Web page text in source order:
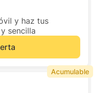
y haz tus
sencilla
Acumulable